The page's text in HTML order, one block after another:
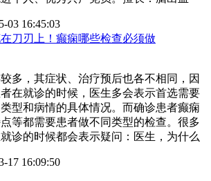
03 16:45:03
刀刃上！癫痫哪些检查必须做
多，其症状、治疗预后也各不相同，因
在就诊的时候，医生多会表示首选需要
型和病情的具体情况。而确诊患者癫痫
等都需要患者做不同类型的检查。很多
诊的时候都会表示疑问：医生，为什么
17 16:09:50